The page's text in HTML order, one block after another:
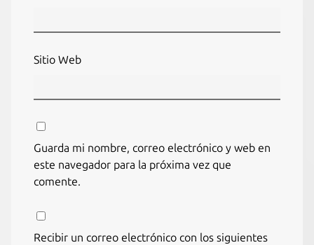
Sitio Web
Guarda mi nombre, correo electrónico y web en
este navegador para la próxima vez que
comente.
Recibir un correo electrónico con los siguientes